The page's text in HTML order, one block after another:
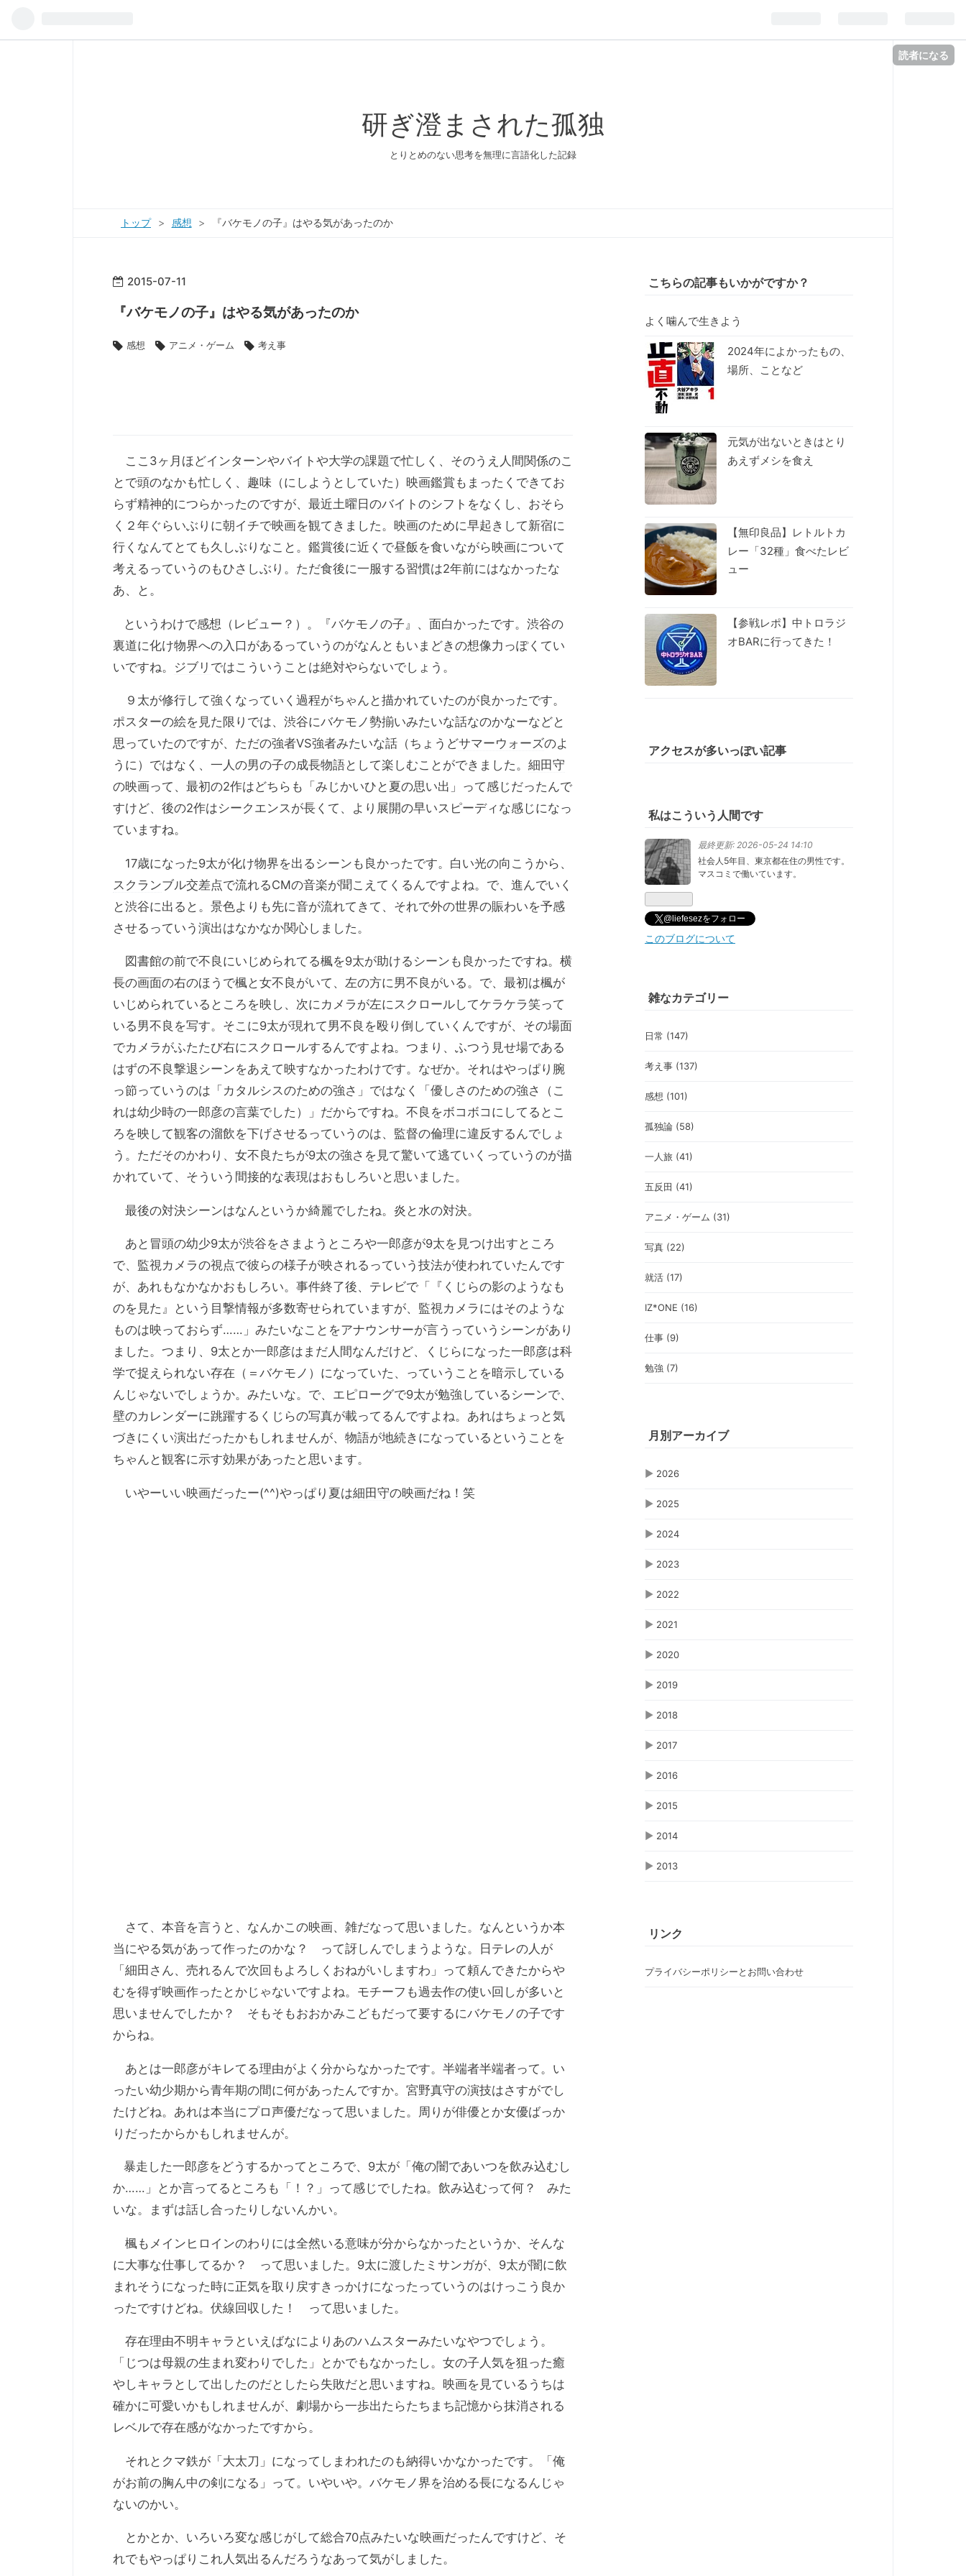
読者になる
研ぎ澄まされた孤独
とりとめのない思考を無理に言語化した記録
トップ > 感想 > 『バケモノの子』はやる気があったのか
2015-07-11
『バケモノの子』はやる気があったのか
感想 アニメ・ゲーム 考え事
ここ3ヶ月ほどインターンやバイトや大学の課題で忙しく、そのうえ人間関係のこ
とで頭のなかも忙しく、趣味（にしようとしていた）映画鑑賞もまったくできてお
らず精神的につらかったのですが、最近土曜日のバイトのシフトをなくし、おそら
く２年ぐらいぶりに朝イチで映画を観てきました。映画のために早起きして新宿に
行くなんてとても久しぶりなこと。鑑賞後に近くで昼飯を食いながら映画について
考えるっていうのもひさしぶり。ただ食後に一服する習慣は2年前にはなかったな
あ、と。
というわけで感想（レビュー？）。『バケモノの子』、面白かったです。渋谷の
裏道に化け物界への入口があるっていうのがなんともいまどきの想像力っぽくてい
いですね。 ジブリ ではこういうことは絶対やらないでしょう。
９太が修行して強くなっていく過程がちゃんと描かれていたのが良かったです。
ポスターの絵を見た限りでは、渋谷にバケモノ勢揃いみたいな話なのかなーなどと
思っていたのですが、ただの強者VS強者みたいな話（ちょうどサマーウォーズのよ
うに）ではなく、一人の男の子の成長物語として楽しむことができました。 細田守
の映画って、最初の2作はどちらも「みじかいひと夏の思い出」って感じだったんで
すけど、後の2作はシークエンスが長くて、より展開の早いスピーディな感じになっ
ていますね。
17歳になった9太が化け物界を出るシーンも良かったです。白い光の向こうから、
スクランブル交差点で流れるCMの音楽が聞こえてくるんですよね。で、進んでいく
と渋谷に出ると。景色よりも先に音が流れてきて、それで外の世界の賑わいを予感
させるっていう演出はなかなか関心しました。
図書館の前で不良にいじめられてる楓を9太が助けるシーンも良かったですね。横
長の画面の右のほうで楓と女不良がいて、左の方に男不良がいる。で、最初は楓が
いじめられているところを映し、次にカメラが左にスクロールしてケラケラ笑って
いる男不良を写す。そこに9太が現れて男不良を殴り倒していくんですが、その場面
でカメラがふたたび右にスクロールするんですよね。つまり、ふつう見せ場である
はずの不良撃退シーンをあえて映すなかったわけです。なぜか。それはやっぱり腕
っ節っていうのは「カタルシスのための強さ」ではなく「優しさのための強さ（こ
れは幼少時の一郎彦の言葉でした）」だからですね。不良をボコボコにしてるとこ
ろを映して観客の溜飲を下げさせるっていうのは、監督の倫理に違反するんでしょ
う。ただそのかわり、女不良たちが9太の強さを見て驚いて逃ていくっていうのが描
かれていて、そういう間接的な表現はおもしろいと思いました。
最後の対決シーンはなんというか綺麗でしたね。炎と水の対決。
あと冒頭の幼少9太が渋谷をさまようところや一郎彦が9太を見つけ出すところ
で、監視カメラの視点で彼らの様子が映されるっていう 技法が使われていたんです
が、あれもなかなかおもしろい。事件終了後、テレビで「『くじらの影のようなも
のを見た』という目撃情報が多数寄せられていますが、監視カメラにはそのような
ものは映っておらず……」みたいなことをアナウンサーが言うっていうシーンがあり
ました。つまり、9太とか一郎彦はまだ人間なんだけど、くじらになった一郎彦は科
学で捉えられない存在（＝バケモノ）になっていた、っていうことを暗示している
んじゃないでしょうか。みたいな。で、エピローグで9太が勉強しているシーンで、
壁のカレンダーに跳躍するくじらの写真が載ってるんですよね。あれはちょっと気
づきにくい演出だったかもしれませんが、物語が地続きになっているということを
ちゃんと観客に示す効果があったと思います。
いやーいい映画だったー(^^)やっぱり夏は細田守の映画だね！笑
さて、本音を言うと、なんかこの映画、雑だなって思いました。なんというか本
当にやる気があって作ったのかな？ って訝しんでしまうような。日テレの人が
「細田さん、売れるんで次回もよろしくおねがいしますわ」って頼んできたからや
むを得ず映画作ったとかじゃないですよね。モチーフも過去作の使い回しが多いと
思いませんでしたか？ そもそもおおかみこどもだって要するにバケモノの子です
からね。
あとは一郎彦がキレてる理由がよく分からなかったです。半端者半端者って。い
ったい幼少期から青年期の間に何があったんですか。 宮野真守の演技はさすがでし
たけどね。あれは本当にプロ声優だなって思いました。周りが俳優とか女優ばっか
りだったからかもしれませんが。
暴走した一郎彦をどうするかってところで、9太が「俺の闇であいつを飲み込むし
か……」とか言ってるところも「！？」って感じでしたね。飲み込むって何？ みた
いな。まずは話し合ったりしないんかい。
楓もメインヒロインのわりには全然いる意味が分からなかったというか、そんな
に大事な仕事してるか？ って思いました。9太に渡したミサンガが、9太が闇に飲
まれそうになった時に正気を取り戻すきっかけになったっていうのはけっこう良か
ったですけどね。伏線回収した！ って思いました。
存在理由不明キャラといえばなによりあのハムスターみたいなやつでしょう。
「じつは母親の生まれ変わりでした」とかでもなかったし。女の子人気を狙った癒
やしキャラとして出したのだとしたら失敗だと思いますね。映画を見ているうちは
確かに可愛いかもしれませんが、劇場から一歩出たらたちまち記憶から抹消される
レベルで存在感がなかったですから。
それとクマ鉄が「大太刀」になってしまわれたのも納得いかなかったです。「俺
がお前の胸ん中の剣になる」って。いやいや。バケモノ界を治める長になるんじゃ
ないのかい。
とかとか、いろいろ変な感じがして総合70点みたいな映画だったんですけど、そ
れでもやっぱりこれ人気出るんだろうなあって気がしました。
こちらの記事もいかがですか？
よく噛んで生きよう
2024年によかったもの、
場所、ことなど
元気が出ないときはとり
あえずメシを食え
【無印良品】レトルトカ
レー「32種」食べたレビ
ュー
【参戦レポ】中トロラジ
オBARに行ってきた！
アクセスが多いっぽい記事
私はこういう人間です
最終更新: 2026-05-24 14:10
社会人5年目、東京都在住の男性です。
マスコミで働いています。
@liefesezをフォロー
このブログについて
雑なカテゴリー
日常 (147)
考え事 (137)
感想 (101)
孤独論 (58)
一人旅 (41)
五反田 (41)
アニメ・ゲーム (31)
写真 (22)
就活 (17)
IZ*ONE (16)
仕事 (9)
勉強 (7)
月別アーカイブ
▶ 2026
▶ 2025
▶ 2024
▶ 2023
▶ 2022
▶ 2021
▶ 2020
▶ 2019
▶ 2018
▶ 2017
▶ 2016
▶ 2015
▶ 2014
▶ 2013
リンク
プライバシーポリシーとお問い合わせ